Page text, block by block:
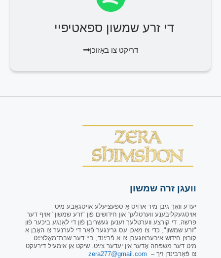
די זרע שמשון ספאטיפיי
דריקט צו באַזוכן
וועגן זרה שמשון
יעדע וואָך גיבן מיר ארויס אַ ספּעציעלע אויסגאַבע מיט
אויסגעקליבענע ווערטלעך און חידושים פֿון "זרע שמשון" אויף דער
פּרשה. די קורצע ווערטלעך זענען געשריבן פֿון די לאַנגע ביכער פֿון
"זרע שמשון", כּדי צו מאַכן עס גרינגער פֿאַר די לערנער צו האָבן אַ
קורצן חידוש איבערצוגעבן צו אַ פֿרײַנד, בײַ דער שבת־מאָלצײַט
מיט דער משפּחה אָדער אין יעדער צײַט. שיקט אַן אימעיל דירעקט
צו פֿאַרבינדן זיך – zera277@gmail.com